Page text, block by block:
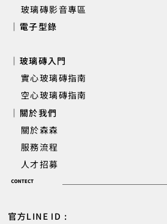
玻璃磚影音專區
｜電子型錄
｜玻璃磚入門
實心玻璃磚指南
空心玻璃磚指南
｜關於我們
關於森森
服務流程
人才招募
CONTECT
官方LINE ID :